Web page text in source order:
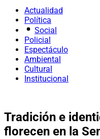
Actualidad
Política
Social
Policial
Espectáculo
Ambiental
Cultural
Institucional
Tradición e
florecen en la